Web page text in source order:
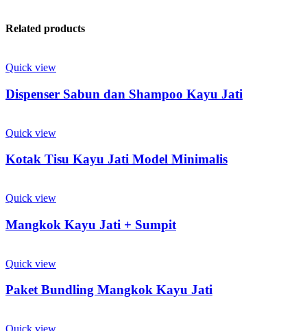
Related products
Quick view
Dispenser Sabun dan Shampoo Kayu Jati
Quick view
Kotak Tisu Kayu Jati Model Minimalis
Quick view
Mangkok Kayu Jati + Sumpit
Quick view
Paket Bundling Mangkok Kayu Jati
Quick view